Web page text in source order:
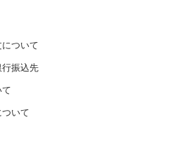
ついて
振込先
いて